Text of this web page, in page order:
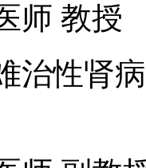
师 教授
治性肾